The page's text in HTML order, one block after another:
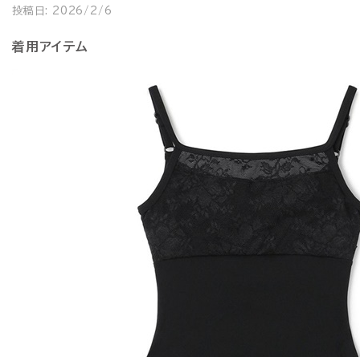
投稿日: 2026/2/6
着用アイテム